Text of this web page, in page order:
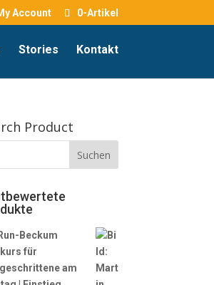
Account 0-Artikel
Stories Kontakt
Product
Beckum
für
am